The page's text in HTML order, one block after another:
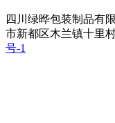
四川绿晔包装制品有
市新都区木兰镇十里
号-1